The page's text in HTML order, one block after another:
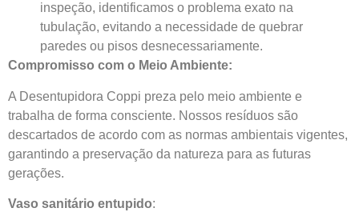
inspeção, identificamos o problema exato na
tubulação, evitando a necessidade de quebrar
paredes ou pisos desnecessariamente.
Compromisso com o Meio Ambiente:
A Desentupidora Coppi preza pelo meio ambiente e
trabalha de forma consciente. Nossos resíduos são
descartados de acordo com as normas ambientais vigentes,
garantindo a preservação da natureza para as futuras
gerações.
Vaso sanitário entupido: